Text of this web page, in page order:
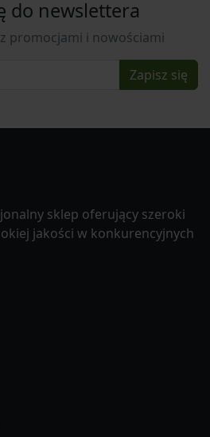
do newslettera
promocjami i nowościami
Zapisz się
sklep oferujący szeroki
jakości w konkurencyjnych